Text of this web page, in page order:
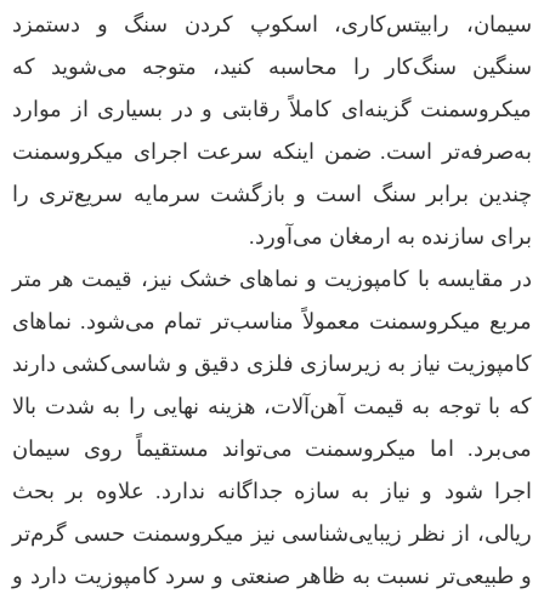
سیمان، رابیتس‌کاری، اسکوپ کردن سنگ و دستمزد
سنگین سنگ‌کار را محاسبه کنید، متوجه می‌شوید که
میکروسمنت گزینه‌ای کاملاً رقابتی و در بسیاری از موارد
به‌صرفه‌تر است. ضمن اینکه سرعت اجرای میکروسمنت
چندین برابر سنگ است و بازگشت سرمایه سریع‌تری را
برای سازنده به ارمغان می‌آورد.
در مقایسه با کامپوزیت و نماهای خشک نیز، قیمت هر متر
مربع میکروسمنت معمولاً مناسب‌تر تمام می‌شود. نماهای
کامپوزیت نیاز به زیرسازی فلزی دقیق و شاسی‌کشی دارند
که با توجه به قیمت آهن‌آلات، هزینه نهایی را به شدت بالا
می‌برد. اما میکروسمنت می‌تواند مستقیماً روی سیمان
اجرا شود و نیاز به سازه جداگانه ندارد. علاوه بر بحث
ریالی، از نظر زیبایی‌شناسی نیز میکروسمنت حسی گرم‌تر
و طبیعی‌تر نسبت به ظاهر صنعتی و سرد کامپوزیت دارد و